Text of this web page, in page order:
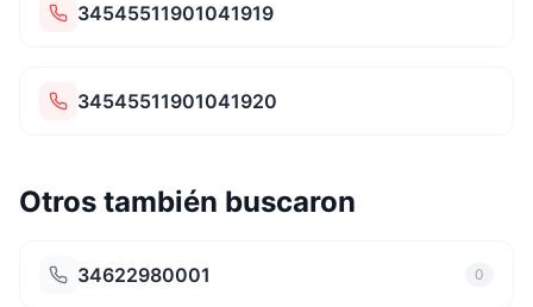
34545511901041919
34545511901041920
Otros también buscaron
34622980001 0